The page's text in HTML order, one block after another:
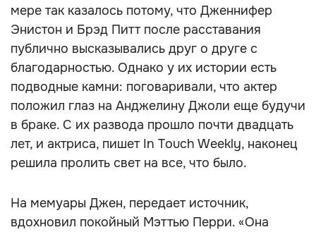
мере так казалось потому, что Дженнифер
Энистон и Брэд Питт после расставания
публично высказывались друг о друге с
благодарностью. Однако у их истории есть
подводные камни: поговаривали, что актер
положил глаз на Анджелину Джоли еще будучи
в браке. С их развода прошло почти двадцать
лет, и актриса, пишет In Touch Weekly, наконец
решила пролить свет на все, что было.
На мемуары Джен, передает источник,
вдохновил покойный Мэттью Перри. «Она